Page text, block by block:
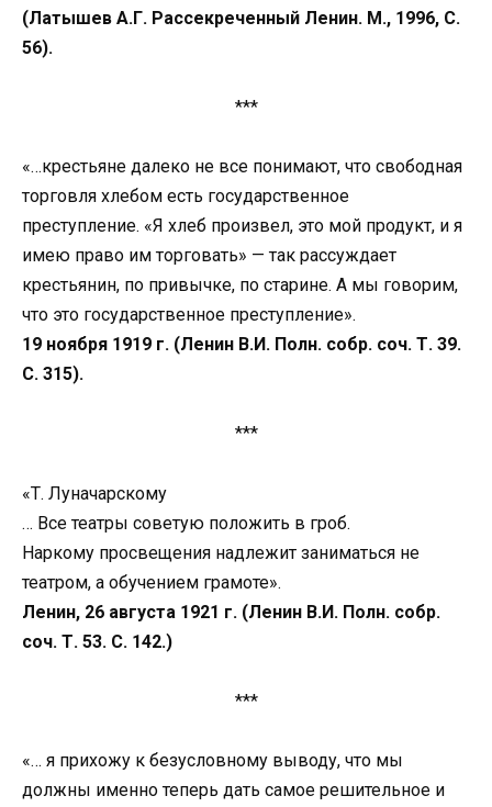
(Латышев А.Г. Рассекреченный Ленин. М., 1996, С.
56).
***
«…крестьяне далеко не все понимают, что свободная
торговля хлебом есть государственное
преступление. «Я хлеб произвел, это мой продукт, и я
имею право им торговать» — так рассуждает
крестьянин, по привычке, по старине. А мы говорим,
что это государственное преступление».
19 ноября 1919 г. (Ленин В.И. Полн. собр. соч. Т. 39.
С. 315).
***
«Т. Луначарскому
… Все театры советую положить в гроб.
Наркому просвещения надлежит заниматься не
театром, а обучением грамоте».
Ленин, 26 августа 1921 г. (Ленин В.И. Полн. собр.
соч. Т. 53. С. 142.)
***
«… я прихожу к безусловному выводу, что мы
должны именно теперь дать самое решительное и